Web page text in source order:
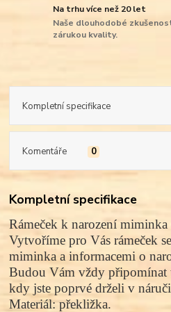
Na trhu více než 20 let
Naše dlouhodobé
zárukou kvality.
Kompletní specifikace
Komentáře 0
Kompletní specifikace
Rámeček k narození
Vytvoříme pro Vás rámeček
miminka a informacemi o
Budou Vám vždy připomínat
kdy jste poprvé drželi v
Materiál: překližka.